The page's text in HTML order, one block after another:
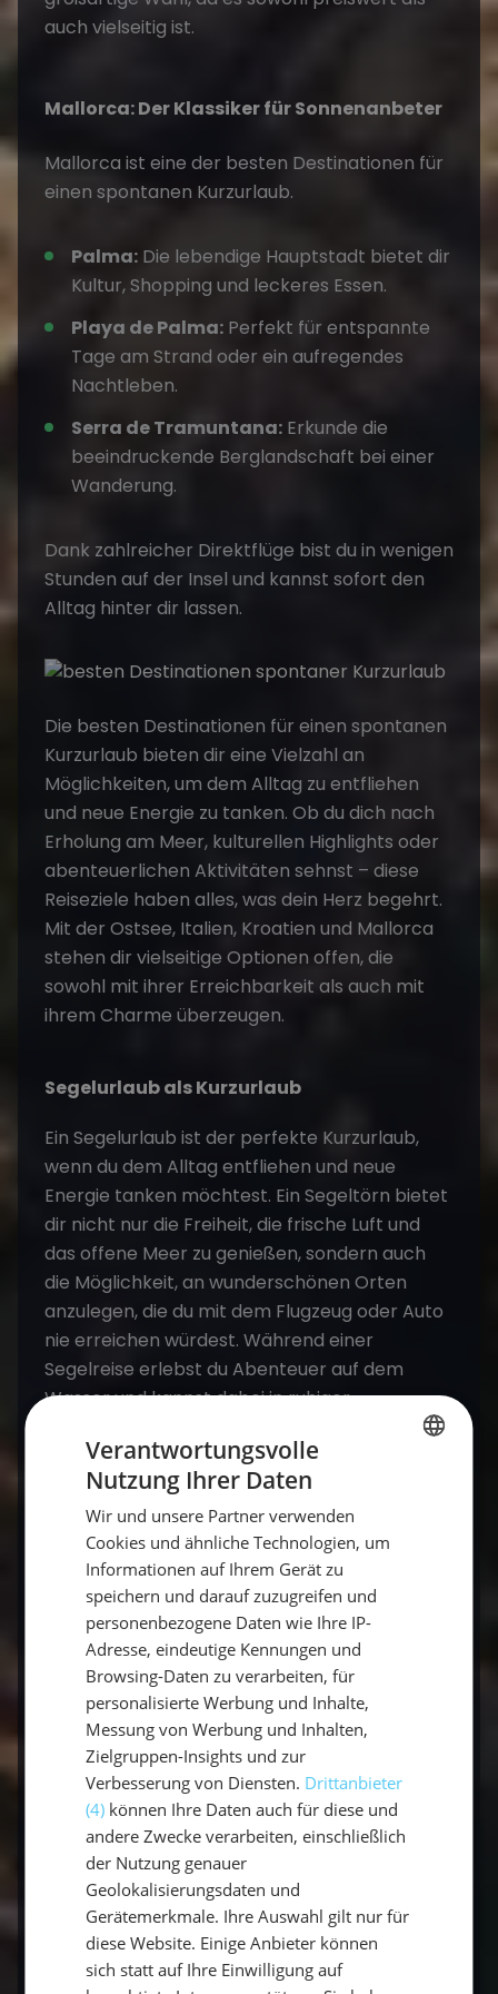
auch vielseitig ist.
Mallorca: Der Klassiker für Sonnenanbeter
Mallorca ist eine der besten Destinationen für
einen spontanen Kurzurlaub.
Palma: Die lebendige Hauptstadt bietet dir
Kultur, Shopping und leckeres Essen.
Playa de Palma: Perfekt für entspannte
Tage am Strand oder ein aufregendes
Nachtleben.
Serra de Tramuntana: Erkunde die
beeindruckende Berglandschaft bei einer
Wanderung.
Dank zahlreicher Direktflüge bist du in wenigen
Stunden auf der Insel und kannst sofort den
Alltag hinter dir lassen.
Die besten Destinationen für einen spontanen
Kurzurlaub bieten dir eine Vielzahl an
Möglichkeiten, um dem Alltag zu entfliehen
und neue Energie zu tanken. Ob du dich nach
Erholung am Meer, kulturellen Highlights oder
abenteuerlichen Aktivitäten sehnst – diese
Reiseziele haben alles, was dein Herz begehrt.
Mit der Ostsee, Italien, Kroatien und Mallorca
stehen dir vielseitige Optionen offen, die
sowohl mit ihrer Erreichbarkeit als auch mit
ihrem Charme überzeugen.
Segelurlaub als Kurzurlaub
Ein Segelurlaub ist der perfekte Kurzurlaub,
wenn du dem Alltag entfliehen und neue
Energie tanken möchtest. Ein Segeltörn bietet
dir nicht nur die Freiheit, die frische Luft und
das offene Meer zu genießen, sondern auch
die Möglichkeit, an wunderschönen Orten
anzulegen, die du mit dem Flugzeug oder Auto
nie erreichen würdest. Während einer
Segelreise erlebst du Abenteuer auf dem
Wasser und kannst dabei in ruhiger
Freunden oder Familie unterwegs bist – ein
Segelurlaub bietet für jeden die perfekte
Mischung aus Entspannung und Action. Und
das Beste: Schon nach wenigen Tagen bist du
vollkommen erholt und hast das Gefühl, einen
langen Urlaub gemacht zu haben.
Nutze die Gelegenheit, spontane
Verantwortungsvolle
Nutzung Ihrer Daten
Wir und unsere Partner verwenden
Cookies und ähnliche Technologien, um
Informationen auf Ihrem Gerät zu
speichern und darauf zuzugreifen und
personenbezogene Daten wie Ihre IP-
Adresse, eindeutige Kennungen und
Browsing-Daten zu verarbeiten, für
personalisierte Werbung und Inhalte,
Messung von Werbung und Inhalten,
Zielgruppen-Insights und zur
Verbesserung von Diensten. Drittanbieter
(4) können Ihre Daten auch für diese und
andere Zwecke verarbeiten, einschließlich
der Nutzung genauer
Geolokalisierungsdaten und
Gerätemerkmale. Ihre Auswahl gilt nur für
diese Website. Einige Anbieter können
sich statt auf Ihre Einwilligung auf